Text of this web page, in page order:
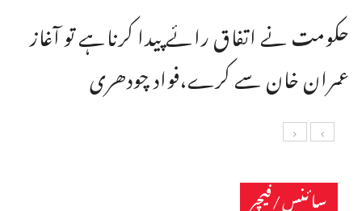
حکومت نے اتفاق رائے پیدا کرناہے تو آغاز
عمران خان سے کرے،فواد چودھری
سائنس/فیچر